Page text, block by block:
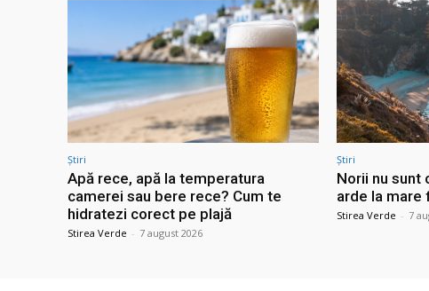
Știri
Apă rece, apă la temperatura
camerei sau bere rece? Cum te
hidratezi corect pe plajă
Stirea Verde - 7 august 2026
Știri
Norii nu sunt
arde la mare
Stirea Verde - 7